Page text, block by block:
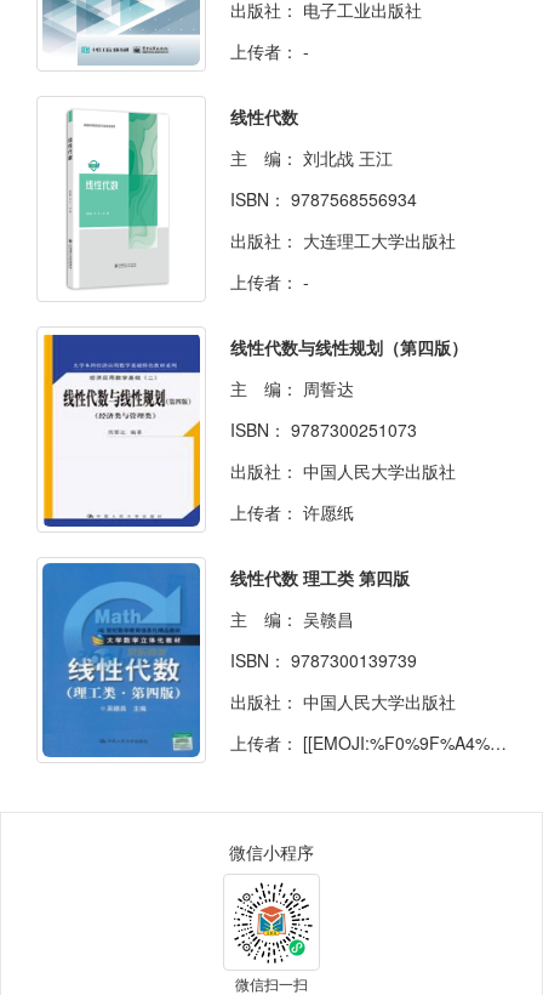
出版社： 电子工业出版社
上传者： -
线性代数
主 编： 刘北战 王江
ISBN： 9787568556934
出版社： 大连理工大学出版社
上传者： -
线性代数与线性规划（第四版）
主 编： 周誓达
ISBN： 9787300251073
出版社： 中国人民大学出版社
上传者： 许愿纸
线性代数 理工类 第四版
主 编： 吴赣昌
ISBN： 9787300139739
出版社： 中国人民大学出版社
上传者： [[EMOJI:%F0%9F%A4%A8]]
微信小程序
微信扫一扫